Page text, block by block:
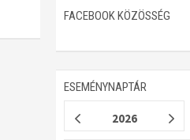
FACEBOOK KÖZÖSSÉG
ESEMÉNYNAPTÁR
2026